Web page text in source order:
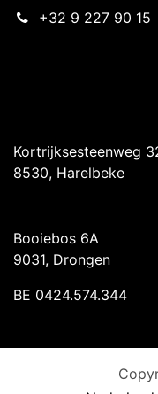
+32 9 227 90 15
Kortrijksesteenweg
8530, Harelbeke
Booiebos 6A
9031, Drongen
BE 0424.574.344